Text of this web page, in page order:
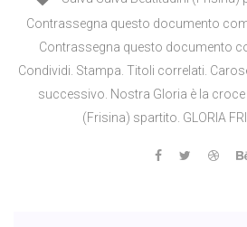
Contrassegna questo documento
Contrassegna questo documento
Condividi. Stampa. Titoli correlati.
successivo. Nostra Gloria è la croce
(Frisina) spartito. GLORIA